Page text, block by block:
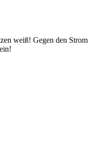
weiß! Gegen den Strom